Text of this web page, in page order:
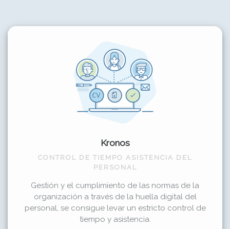
Kronos
CONTROL DE TIEMPO ASISTENCIA DEL
PERSONAL
Gestión y el cumplimiento de las normas de la
organización a través de la huella digital del
personal, se consigue levar un estricto control de
tiempo y asistencia.